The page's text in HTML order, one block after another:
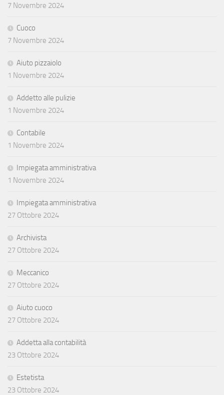
7 Novembre 2024
Cuoco
7 Novembre 2024
Aiuto pizzaiolo
1 Novembre 2024
Addetto alle pulizie
1 Novembre 2024
Contabile
1 Novembre 2024
Impiegata amministrativa
1 Novembre 2024
Impiegata amministrativa
27 Ottobre 2024
Archivista
27 Ottobre 2024
Meccanico
27 Ottobre 2024
Aiuto cuoco
27 Ottobre 2024
Addetta alla contabilità
23 Ottobre 2024
Estetista
23 Ottobre 2024